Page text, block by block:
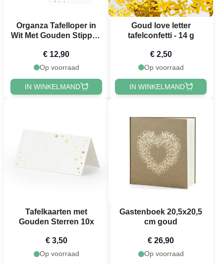
Organza Tafelloper in
Wit Met Gouden Stippen
€ 12,90
Op voorraad
IN WINKELMAND
Goud love letter
tafelconfetti - 14 g
€ 2,50
Op voorraad
IN WINKELMAND
Tafelkaarten met
Gouden Sterren 10x
€ 3,50
Op voorraad
Gastenboek 20,5x20,5
cm goud
€ 26,90
Op voorraad